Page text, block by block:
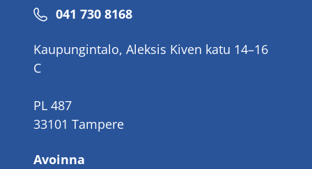
Puhelinnumero
041 730 8168
Kaupungintalo, Aleksis Kiven katu 14–16
C
PL 487
33101 Tampere
Avoinna